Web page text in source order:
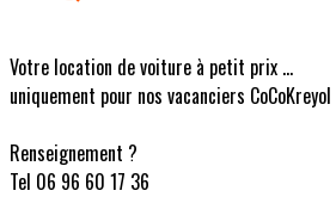
Votre location de voiture à petit prix ...
uniquement pour nos vacanciers CoCoKreyol
Renseignement ?
Tel 06 96 60 17 36